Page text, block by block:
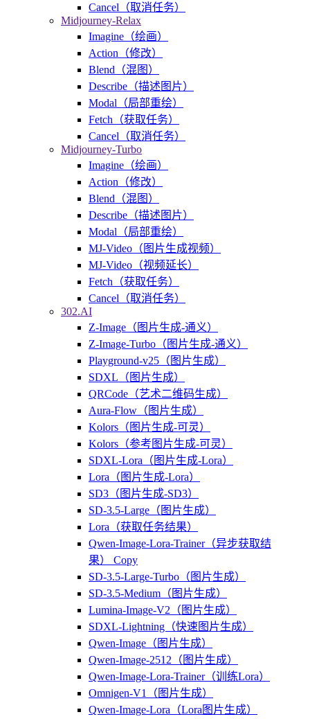
Cancel（取消任务）
Midjourney-Relax
Imagine（绘画）
Action（修改）
Blend（混图）
Describe（描述图片）
Modal（局部重绘）
Fetch（获取任务）
Cancel（取消任务）
Midjourney-Turbo
Imagine（绘画）
Action（修改）
Blend（混图）
Describe（描述图片）
Modal（局部重绘）
MJ-Video（图片生成视频）
MJ-Video（视频延长）
Fetch（获取任务）
Cancel（取消任务）
302.AI
Z-Image（图片生成-通义）
Z-Image-Turbo（图片生成-通义）
Playground-v25（图片生成）
SDXL（图片生成）
QRCode（艺术二维码生成）
Aura-Flow（图片生成）
Kolors（图片生成-可灵）
Kolors（参考图片生成-可灵）
SDXL-Lora（图片生成-Lora）
Lora（图片生成-Lora）
SD3（图片生成-SD3）
SD-3.5-Large（图片生成）
Lora（获取任务结果）
Qwen-Image-Lora-Trainer（异步获取结
果） Copy
SD-3.5-Large-Turbo（图片生成）
SD-3.5-Medium（图片生成）
Lumina-Image-V2（图片生成）
SDXL-Lightning（快速图片生成）
Qwen-Image（图片生成）
Qwen-Image-2512（图片生成）
Qwen-Image-Lora-Trainer（训练Lora）
Omnigen-V1（图片生成）
Qwen-Image-Lora（Lora图片生成）